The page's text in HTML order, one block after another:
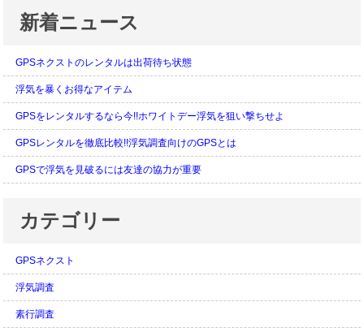
新着ニュース
GPSネクストのレンタルは出荷待ち状態
浮気を暴くお得なアイテム
GPSをレンタルするなら今!!ホワイトデー浮気を狙い撃ちせよ
GPSレンタルを徹底比較!!浮気調査向けのGPSとは
GPSで浮気を見破るには友達の協力が重要
カテゴリー
GPSネクスト
浮気調査
素行調査